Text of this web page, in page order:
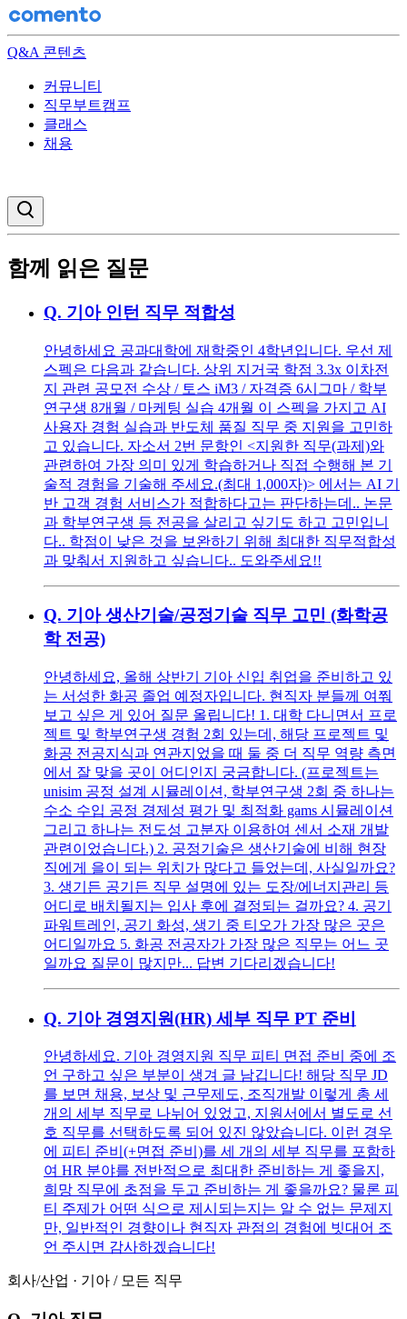
Q&A 콘텐츠
커뮤니티
직무부트캠프
클래스
채용
함께 읽은 질문
Q. 기아 인턴 직무 적합성
안녕하세요 공과대학에 재학중인 4학년입니다. 우선 제
스펙은 다음과 같습니다. 상위 지거국 학점 3.3x 이차전
지 관련 공모전 수상 / 토스 iM3 / 자격증 6시그마 / 학부
연구생 8개월 / 마케팅 실습 4개월 이 스펙을 가지고 AI
사용자 경험 실습과 반도체 품질 직무 중 지원을 고민하
고 있습니다. 자소서 2번 문항인 <지원한 직무(과제)와
관련하여 가장 의미 있게 학습하거나 직접 수행해 본 기
술적 경험을 기술해 주세요.(최대 1,000자)> 에서는 AI 기
반 고객 경험 서비스가 적합하다고는 판단하는데.. 논문
과 학부연구생 등 전공을 살리고 싶기도 하고 고민입니
다.. 학점이 낮은 것을 보완하기 위해 최대한 직무적합성
과 맞춰서 지원하고 싶습니다.. 도와주세요!!
Q. 기아 생산기술/공정기술 직무 고민 (화학공
학 전공)
안녕하세요, 올해 상반기 기아 신입 취업을 준비하고 있
는 서성한 화공 졸업 예정자입니다. 현직자 분들께 여쭤
보고 싶은 게 있어 질문 올립니다! 1. 대학 다니면서 프로
젝트 및 학부연구생 경험 2회 있는데, 해당 프로젝트 및
화공 전공지식과 연관지었을 때 둘 중 더 직무 역량 측면
에서 잘 맞을 곳이 어디인지 궁금합니다. (프로젝트는
unisim 공정 설계 시뮬레이션, 학부연구생 2회 중 하나는
수소 수입 공정 경제성 평가 및 최적화 gams 시뮬레이션
그리고 하나는 전도성 고분자 이용하여 센서 소재 개발
관련이었습니다.) 2. 공정기술은 생산기술에 비해 현장
직에게 을이 되는 위치가 많다고 들었는데, 사실일까요?
3. 생기든 공기든 직무 설명에 있는 도장/에너지관리 등
어디로 배치될지는 입사 후에 결정되는 걸까요? 4. 공기
파워트레인, 공기 화성, 생기 중 티오가 가장 많은 곳은
어디일까요 5. 화공 전공자가 가장 많은 직무는 어느 곳
일까요 질문이 많지만... 답변 기다리겠습니다!
Q. 기아 경영지원(HR) 세부 직무 PT 준비
안녕하세요. 기아 경영지원 직무 피티 면접 준비 중에 조
언 구하고 싶은 부분이 생겨 글 남깁니다! 해당 직무 JD
를 보면 채용, 보상 및 근무제도, 조직개발 이렇게 총 세
개의 세부 직무로 나뉘어 있었고, 지원서에서 별도로 선
호 직무를 선택하도록 되어 있진 않았습니다. 이런 경우
에 피티 준비(+면접 준비)를 세 개의 세부 직무를 포함하
여 HR 분야를 전반적으로 최대한 준비하는 게 좋을지,
희망 직무에 초점을 두고 준비하는 게 좋을까요? 물론 피
티 주제가 어떤 식으로 제시되는지는 알 수 없는 문제지
만, 일반적인 경향이나 현직자 관점의 경험에 빗대어 조
언 주시면 감사하겠습니다!
회사/산업 · 기아 / 모든 직무